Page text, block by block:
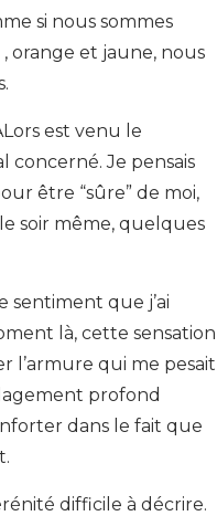
si nous sommes
orange et jaune, nous
est venu le
concerné. Je pensais
être “sûre” de moi,
soir même, quelques
sentiment que j’ai
là, cette sensation
l’armure qui me pesait
profond
dans le fait que
difficile à décrire.